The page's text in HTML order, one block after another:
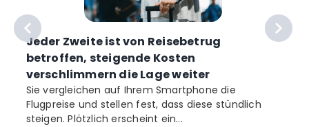
Jeder Zweite ist von Reisebetrug
betroffen, steigende Kosten
verschlimmern die Lage weiter
Sie vergleichen auf Ihrem Smartphone die
Flugpreise und stellen fest, dass diese stündlich
steigen. Plötzlich erscheint ein...